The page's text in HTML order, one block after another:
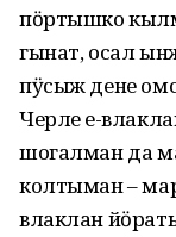
пӧртышко
гынат, осал
пӱсыж дене
Черле еҥ-
шогалман да
колтыман –
влаклан